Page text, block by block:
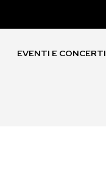
EVENTI E CONCERTI